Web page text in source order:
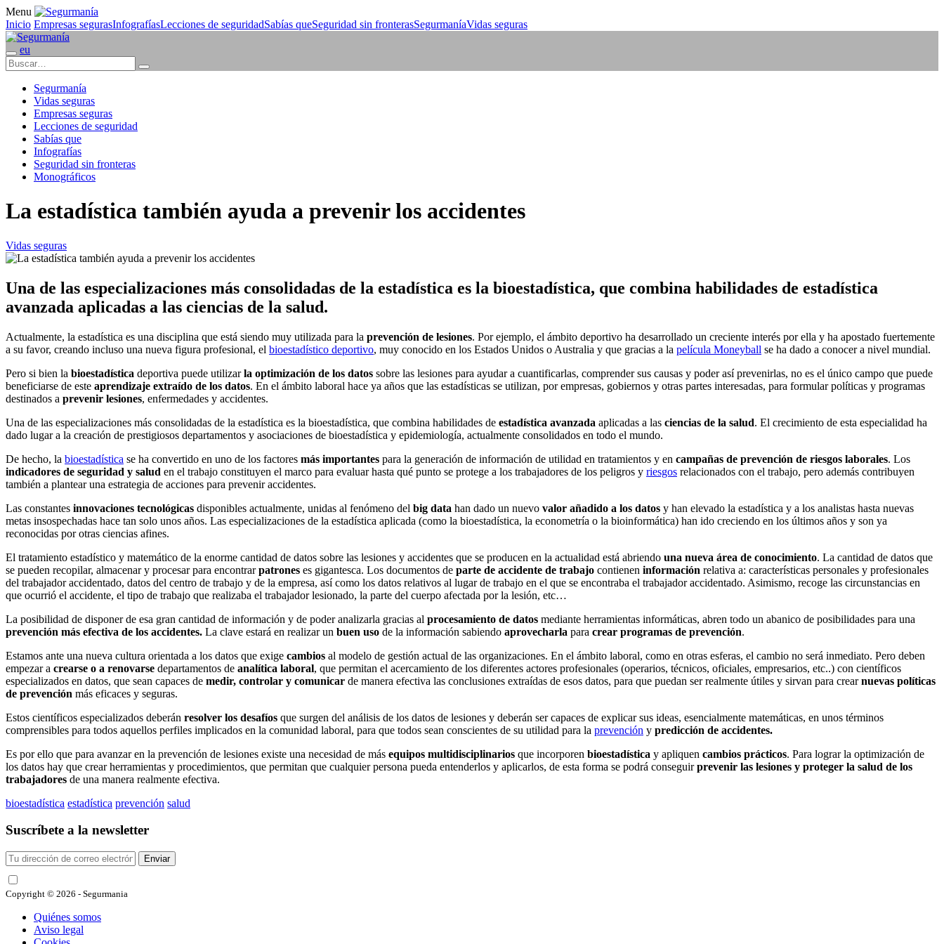
Menu
Inicio Empresas segurasInfografíasLecciones de seguridadSabías queSeguridad sin fronterasSegurmaníaVidas seguras
eu
Segurmanía
Vidas seguras
Empresas seguras
Lecciones de seguridad
Sabías que
Infografías
Seguridad sin fronteras
Monográficos
La estadística también ayuda a prevenir los accidentes
Vidas seguras
Una de las especializaciones más consolidadas de la estadística es la bioestadística, que combina habilidades de estadística
avanzada aplicadas a las ciencias de la salud.
Actualmente, la estadística es una disciplina que está siendo muy utilizada para la prevención de lesiones. Por ejemplo, el ámbito deportivo ha desarrollado un creciente interés por ella y ha apostado fuertemente
a su favor, creando incluso una nueva figura profesional, el bioestadístico deportivo, muy conocido en los Estados Unidos o Australia y que gracias a la película Moneyball se ha dado a conocer a nivel mundial.
Pero si bien la bioestadística deportiva puede utilizarla optimización de los datos sobre las lesiones para ayudar a cuantificarlas, comprender sus causas y poder así prevenirlas, no es el único campo que puede
beneficiarse de este aprendizaje extraído de los datos. En el ámbito laboral hace ya años que las estadísticas se utilizan, por empresas, gobiernos y otras partes interesadas, para formular políticas y programas
destinados a prevenir lesiones, enfermedades y accidentes.
Una de las especializaciones más consolidadas de la estadística es la bioestadística, que combina habilidades de estadística avanzada aplicadas a las ciencias de la salud. El crecimiento de esta especialidad ha
dado lugar a la creación de prestigiosos departamentos y asociaciones de bioestadística y epidemiología, actualmente consolidados en todo el mundo.
De hecho, la bioestadística se ha convertido en uno de los factores más importantes para la generación de información de utilidad en tratamientos y en campañas de prevención de riesgos laborales. Los
indicadores de seguridad y salud en el trabajo constituyen el marco para evaluar hasta qué punto se protege a los trabajadores de los peligros y riesgos relacionados con el trabajo, pero además contribuyen
también a plantear una estrategia de acciones para prevenir accidentes.
Las constantes innovaciones tecnológicas disponibles actualmente, unidas al fenómeno del big data han dado un nuevo valor añadido a los datos y han elevado la estadística y a los analistas hasta nuevas
metas insospechadas hace tan solo unos años. Las especializaciones de la estadística aplicada (como la bioestadística, la econometría o la bioinformática) han ido creciendo en los últimos años y son ya
reconocidas por otras ciencias afines.
El tratamiento estadístico y matemático de la enorme cantidad de datos sobre las lesiones y accidentes que se producen en la actualidad está abriendo una nueva área de conocimiento. La cantidad de datos que
se pueden recopilar, almacenar y procesar para encontrarpatrones es gigantesca. Los documentos de parte de accidente de trabajo contienen información relativa a: características personales y profesionales
del trabajador accidentado, datos del centro de trabajo y de la empresa, así como los datos relativos al lugar de trabajo en el que se encontraba el trabajador accidentado. Asimismo, recoge las circunstancias en
que ocurrió el accidente, el tipo de trabajo que realizaba el trabajador lesionado, la parte del cuerpo afectada por la lesión, etc…
La posibilidad de disponer de esa gran cantidad de información y de poder analizarla gracias al procesamiento de datos mediante herramientas informáticas, abren todo un abanico de posibilidades para una
prevención más efectiva de los accidentes. La clave estará en realizar un buen uso de la información sabiendo aprovecharla para crear programas de prevención.
Estamos ante una nueva cultura orientada a los datos que exige cambios al modelo de gestión actual de las organizaciones. En el ámbito laboral, como en otras esferas, el cambio no será inmediato. Pero deben
empezar a crearse o a renovarse departamentos de analítica laboral, que permitan el acercamiento de los diferentes actores profesionales (operarios, técnicos, oficiales, empresarios, etc..) con científicos
especializados en datos, que sean capaces de medir, controlar y comunicar de manera efectiva las conclusiones extraídas de esos datos, para que puedan ser realmente útiles y sirvan para crearnuevas políticas
de prevención más eficaces y seguras.
Estos científicos especializados deberán resolver los desafíos que surgen del análisis de los datos de lesiones y deberán ser capaces de explicar sus ideas, esencialmente matemáticas, en unos términos
comprensibles para todos aquellos perfiles implicados en la comunidad laboral, para que todos sean conscientes de su utilidad para la prevención y predicción de accidentes.
Es por ello que para avanzar en la prevención de lesiones existe una necesidad de más equipos multidisciplinarios que incorporen bioestadística y apliquen cambios prácticos. Para lograr la optimización de
los datos hay que crear herramientas y procedimientos, que permitan que cualquier persona pueda entenderlos y aplicarlos, de esta forma se podrá conseguirprevenir las lesiones y proteger la salud de los
trabajadores de una manera realmente efectiva.
bioestadística estadística prevención salud
Suscríbete a la newsletter
Enviar
Copyright © 2026 - Segurmania
Quiénes somos
Aviso legal